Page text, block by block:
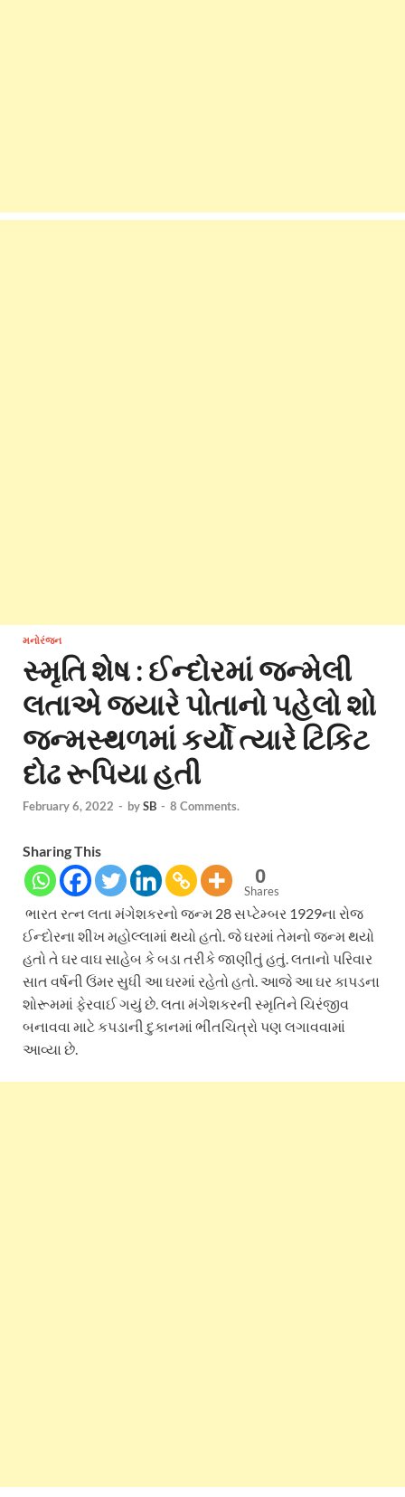
મનોરંજન
સ્મૃતિ શેષ : ઈન્દોરમાં જન્મેલી
લતાએ જ્યારે પોતાનો પહેલો શો
જન્મસ્થળમાં કર્યો ત્યારે ટિકિટ
દોઢ રૂપિયા હતી
February 6, 2022 - bySB - 8 Comments.
Sharing This
0
Shares
ભારત રત્ન લતા મંગેશકરનો જન્મ 28 સપ્ટેમ્બર 1929ના રોજ
ઈન્દોરના શીખ મહોલ્લામાં થયો હતો. જે ઘરમાં તેમનો જન્મ થયો
હતો તે ઘર વાઘ સાહેબ કે બડા તરીકે જાણીતું હતું. લતાનો પરિવાર
સાત વર્ષની ઉંમર સુધી આ ઘરમાં રહેતો હતો. આજે આ ઘર કાપડના
શોરૂમમાં ફેરવાઈ ગયું છે. લતા મંગેશકરની સ્મૃતિને ચિરંજીવ
બનાવવા માટે કપડાની દુકાનમાં ભીંતચિત્રો પણ લગાવવામાં
આવ્યા છે.